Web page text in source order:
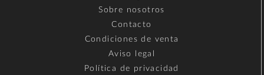
Sobre nosotros
Contacto
Condiciones de venta
Aviso legal
Política de privacidad